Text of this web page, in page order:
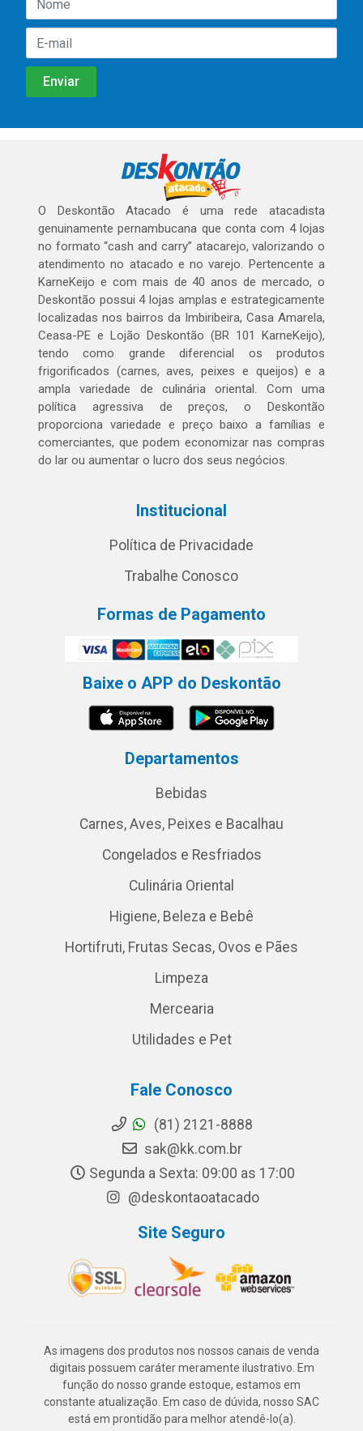
O Deskontão Atacado é uma rede atacadista
genuinamente pernambucana que conta com 4 lojas
no formato “cash and carry” atacarejo, valorizando o
atendimento no atacado e no varejo. Pertencente a
KarneKeijo e com mais de 40 anos de mercado, o
Deskontão possui 4 lojas amplas e estrategicamente
localizadas nos bairros da Imbiribeira, Casa Amarela,
Ceasa-PE e Lojão Deskontão (BR 101 KarneKeijo),
tendo como grande diferencial os produtos
frigorificados (carnes, aves, peixes e queijos) e a
ampla variedade de culinária oriental. Com uma
política agressiva de preços, o Deskontão
proporciona variedade e preço baixo a famílias e
comerciantes, que podem economizar nas compras
do lar ou aumentar o lucro dos seus negócios.
Institucional
Política de Privacidade
Trabalhe Conosco
Formas de Pagamento
Baixe o APP do Deskontão
Departamentos
Bebidas
Carnes, Aves, Peixes e Bacalhau
Congelados e Resfriados
Culinária Oriental
Higiene, Beleza e Bebê
Hortifruti, Frutas Secas, Ovos e Pães
Limpeza
Mercearia
Utilidades e Pet
Fale Conosco
(81) 2121-8888
sak@kk.com.br
Segunda a Sexta: 09:00 as 17:00
@deskontaoatacado
Site Seguro
As imagens dos produtos nos nossos canais de venda
digitais possuem caráter meramente ilustrativo. Em
função do nosso grande estoque, estamos em
constante atualização. Em caso de dúvida, nosso SAC
está em prontidão para melhor atendê-lo(a).